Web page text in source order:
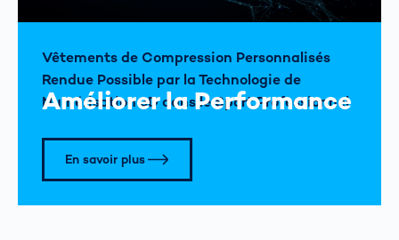
Améliorer la Performance
Vêtements de Compression Personnalisés
Rendue Possible par la Technologie de
Numérisation 3D dans le Sport Professionnel
En savoir plus